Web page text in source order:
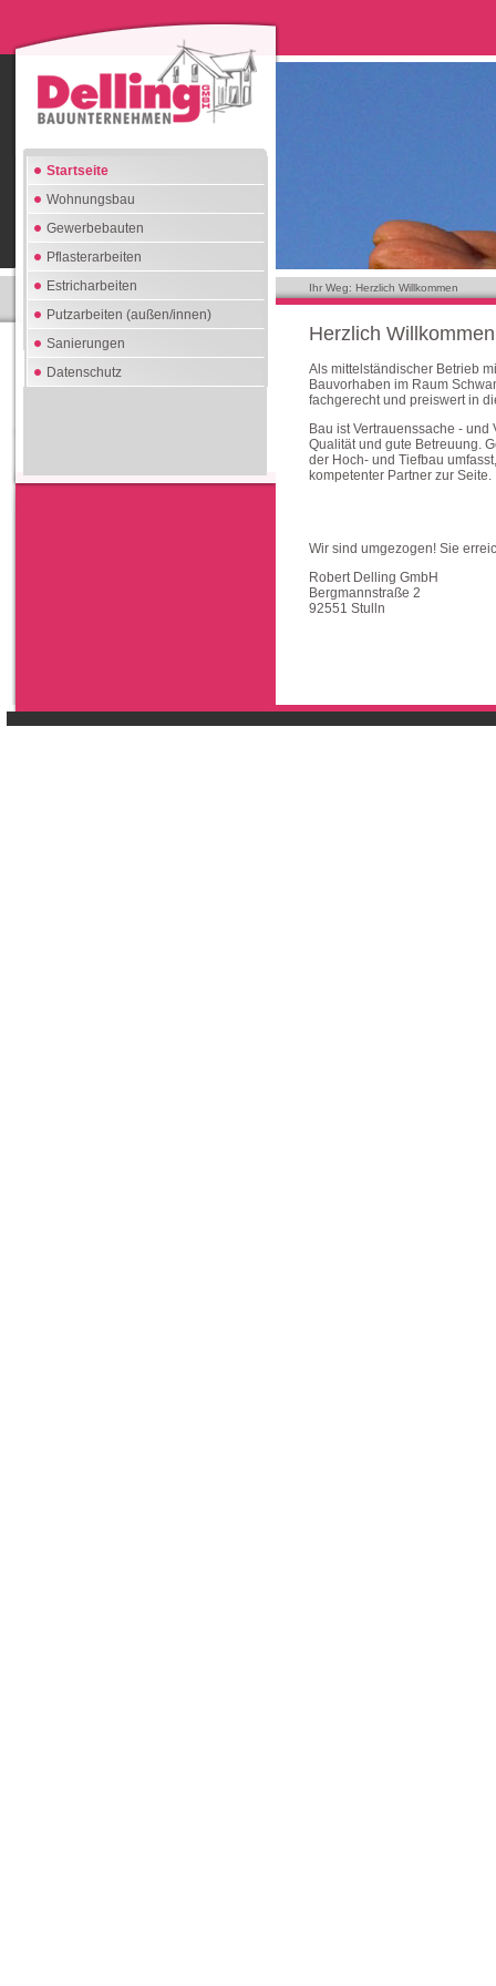
Startseite
Wohnungsbau
Gewerbebauten
Pflasterarbeiten
Estricharbeiten
Putzarbeiten (außen/innen)
Sanierungen
Datenschutz
Ihr Weg: Herzlich Willkommen
Herzlich Willkommen
Als mittelständischer Betrieb
Bauvorhaben im Raum
fachgerecht und preiswert in
Bau ist Vertrauenssache -
Qualität und gute Betreuung.
der Hoch- und Tiefbau
kompetenter Partner zur Seite.
Wir sind umgezogen! Sie
Robert Delling GmbH
Bergmannstraße 2
92551 Stulln